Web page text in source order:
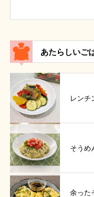
あたらしいご
レンチ
そうめ
余った